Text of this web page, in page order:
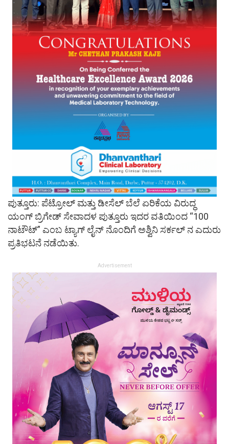
ಪುತ್ತೂರು: ಪೆಟ್ರೋಲ್ ಮತ್ತು ಡೀಸೆಲ್ ಬೆಲೆ ಏರಿಕೆಯ ವಿರುದ್ಧ
ಯಂಗ್ ಬ್ರಿಗೇಡ್ ಸೇವಾದಳ ಪುತ್ತೂರು ಇದರ ವತಿಯಿಂದ “100
ನಾಟೌಟ್” ಎಂಬ ಟ್ಯಾಗ್ ಲೈನ್ ನೊಂದಿಗೆ ಅಶ್ವಿನಿ ಸರ್ಕಲ್‌ ನ ಎದುರು
ಪ್ರತಿಭಟನೆ ನಡೆಯಿತು.
Advertisement